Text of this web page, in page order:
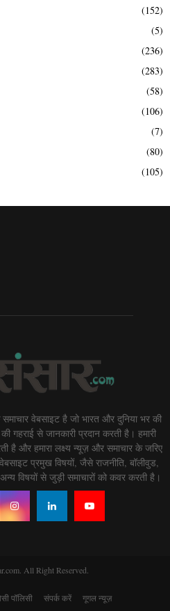
(152)
(5)
(236)
(283)
(58)
(106)
(7)
(80)
(105)
वेबसाइट है जो भारत और दुनिया भर की
गहराई से जानकारी प्रदान करती है। हमारी
है और हमारा लक्ष्य न्यूज़ और समाचार के जरिए
प्रमुख विषयों, जैसे राजनीति, बॉलीवुड,
विषयों से जुड़ी समाचारों को कवर करती है।
All Right Reserved.
पॉलिसी संपर्क करें गूगल न्यूज़